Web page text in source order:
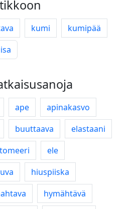
kumi
kumipää
ape
apinakasvo
buuttaava
elastaani
ele
hiuspiiska
hymähtävä